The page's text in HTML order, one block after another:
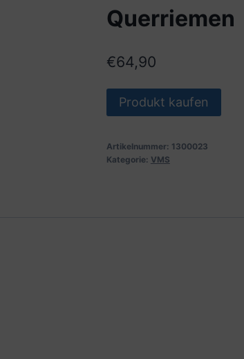
Querriemen
€64,90
Produkt kaufen
Artikelnummer: 1300023
Kategorie: VMS